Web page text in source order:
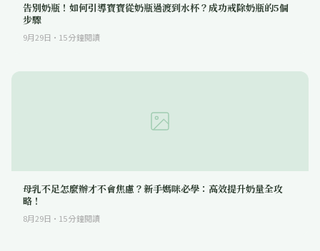
告別奶瓶！如何引導寶寶從奶瓶過渡到水杯？成功戒除奶瓶的5個
步驟
9月29日 · 15分鐘閱讀
母乳不足怎麼辦才不會焦慮？新手媽咪必學：高效提升奶量全攻
略！
8月29日 · 15分鐘閱讀